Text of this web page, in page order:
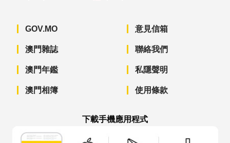
GOV.MO
澳門雜誌
澳門年鑑
澳門相簿
意見信箱
聯絡我們
私隱聲明
使用條款
下載手機應用程式